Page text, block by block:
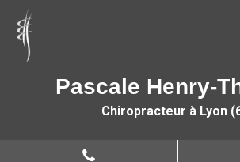
Pascale Henry-
Chiropracteur à Lyon